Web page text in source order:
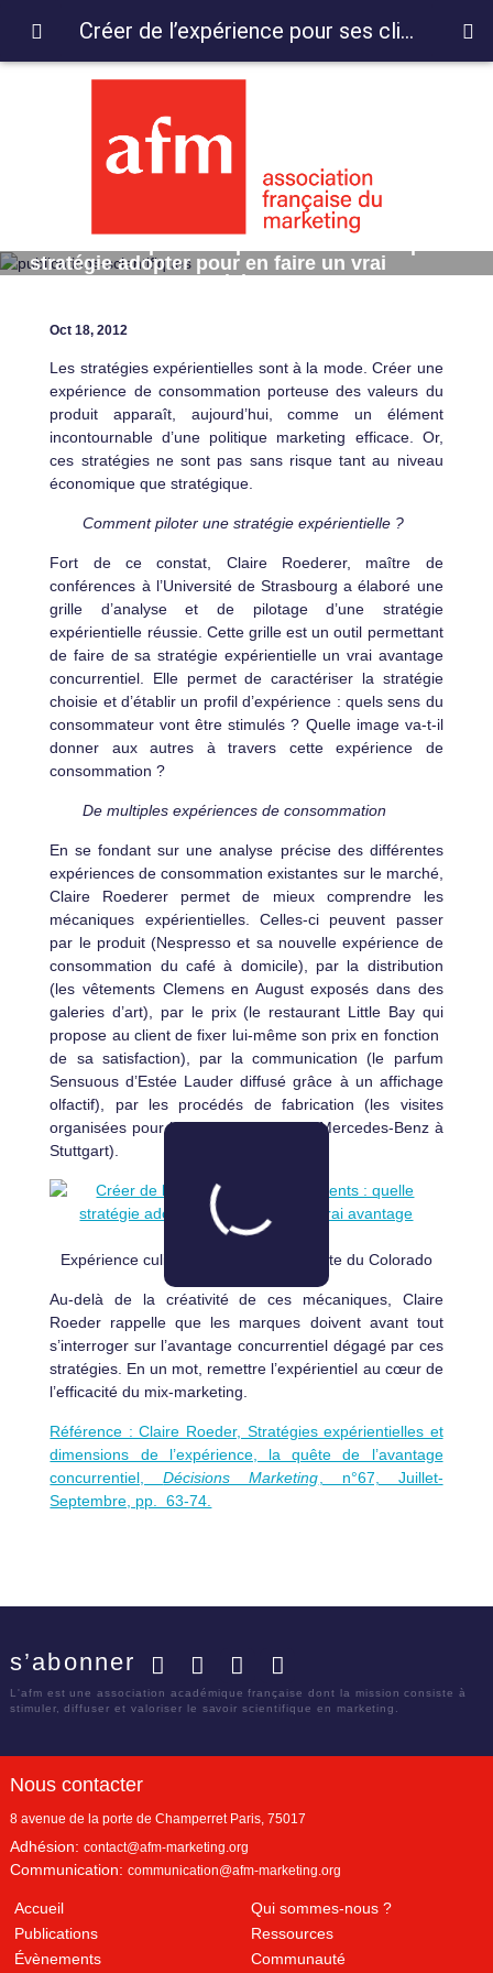
stratégie adopter pour en faire un vrai
avantage concurrentiel ?
Oct 18, 2012
Les stratégies expérientielles sont à la mode. Créer une
expérience de consommation porteuse des valeurs du
produit apparaît, aujourd’hui, comme un élément
incontournable d’une politique marketing efficace. Or,
ces stratégies ne sont pas sans risque tant au niveau
économique que stratégique.
Comment piloter une stratégie expérientielle ?
Fort de ce constat, Claire Roederer, maître de
conférences à l’Université de Strasbourg a élaboré une
grille d’analyse et de pilotage d’une stratégie
expérientielle réussie. Cette grille est un outil permettant
de faire de sa stratégie expérientielle un vrai avantage
concurrentiel. Elle permet de caractériser la stratégie
choisie et d’établir un profil d’expérience : quels sens du
consommateur vont être stimulés ? Quelle image va-t-il
donner aux autres à travers cette expérience de
consommation ?
De multiples expériences de consommation
En se fondant sur une analyse précise des différentes
expériences de consommation existantes sur le marché,
Claire Roederer permet de mieux comprendre les
mécaniques expérientielles. Celles-ci peuvent passer
par le produit (Nespresso et sa nouvelle expérience de
consommation du café à domicile), par la distribution
(les vêtements Clemens en August exposés dans des
galeries d’art), par le prix (le restaurant Little Bay qui
propose au client de fixer lui-même son prix en fonction
de sa satisfaction), par la communication (le parfum
Sensuous d’Estée Lauder diffusé grâce à un affichage
olfactif), par les procédés de fabrication (les visites
organisées pour les clients du musée Mercedes-Benz à
Stuttgart).
Expérience culinaire lors d’une descente du Colorado
Au-delà de la créativité de ces mécaniques, Claire
Roeder rappelle que les marques doivent avant tout
s’interroger sur l’avantage concurrentiel dégagé par ces
stratégies. En un mot, remettre l’expérientiel au cœur de
l’efficacité du mix-marketing.
Référence : Claire Roeder, Stratégies expérientielles et
dimensions de l’expérience, la quête de l’avantage
concurrentiel,Décisions Marketing , n°67, Juillet-
Septembre, pp. 63-74.
s’abonner
L'afm est une association académique française dont la mission consiste à
stimuler, diffuser et valoriser le savoir scientifique en marketing.
Nous contacter
8 avenue de la porte de Champerret Paris, 75017
Adhésion: contact@afm-marketing.org
Communication: communication@afm-marketing.org
Accueil
Qui sommes-nous ?
Publications
Ressources
Évènements
Communauté
Créer de l’expérience pour ses clients : quelle stratégie adopter pour en faire un vrai avantage concurrentiel ?